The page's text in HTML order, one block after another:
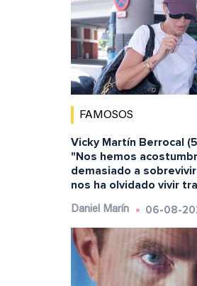
FAMOSOS
Vicky Martín Berrocal
"Nos hemos
demasiado a
nos ha olvidado vivir
Daniel Marín 06-08-